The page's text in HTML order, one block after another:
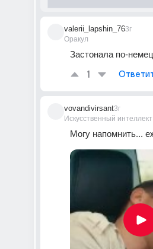
valerii_lapshin_76
Оракул
3г
Застонала по-
1
vovandivirsant
Искусственный интеллект
3г
Могу напомнить...